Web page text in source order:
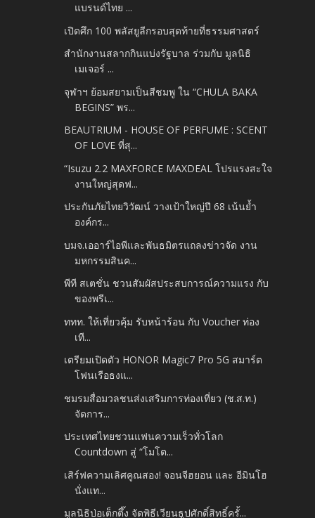
แบรนด์ไทย ...
เปิดศึก 100 พลัสยูลีกรอบสุดท้ายที่ธรรมศาสตร์
สำนักงานสลากกินแบ่งรัฐบาล ร่วมกับ มูลนิธิ
เมเจอร์ ...
จุฬาฯ ย้อมสยามเป็นสีชมพู ใน “CHULA BAKA
BEGINS” พร...
BEAUTRIUM - HOUSE OF PERFUME : SCENT
OF LOVE ที่สุ...
“Isuzu 2.2 MAXFORCE MAXDEAL โปรแรงสะใจ
งานใหญ่สุดฟ...
ประกันภัยไทยวิวัฒน์ วางเป้าใหญ่ปี 68 เน้นย้ำ
องค์กร...
บมจ.เออาร์ไอพีและพันธมิตรแถลงข่าวจัด งาน
มหกรรมสินค...
พีที สเตชั่น ชวนสัมผัสประสบการณ์ความแรง กับ
ของพรีเ...
ททท. ให้เที่ยวคุ้ม รับหน้าร้อน กับ Voucher ท่อง
เที...
เตรียมเปิดตัว HONOR Magic7 Pro 5G สมาร์ต
โฟนเรือธงแ...
ชมรมสื่อมวลชนส่งเสริมการท่องเที่ยว (ช.ส.ท.)
จัดการ...
ประเทศไทยชวนแฟนความเร็วทั่วโลก
Countdown สู่ “โมโต...
เสิร์ฟความเลิศคูณสอง! จอนจีฮยอน และ อีมินโฮ
นั่งแท...
มูลนิธิป่อเต็กตึ๊ง จัดพิธีเวียนธูปศักดิ์สิทธิ์ครั้...